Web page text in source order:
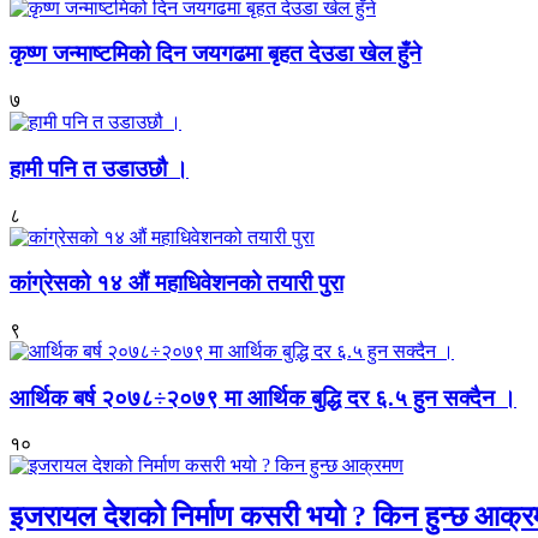
कृष्ण जन्माष्टमिको दिन जयगढमा बृहत देउडा खेल हुँने
७
हामी पनि त उडाउछौ ।
८
कांग्रेसको १४ औं महाधिवेशनको तयारी पुरा
९
आर्थिक बर्ष २०७८÷२०७९ मा आर्थिक बुद्धि दर ६.५ हुन सक्दैन ।
१०
इजरायल देशको निर्माण कसरी भयो ? किन हुन्छ